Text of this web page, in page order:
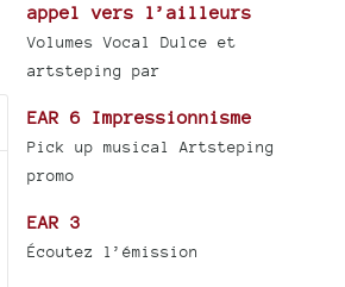
appel vers l’ailleurs
Volumes Vocal Dulce et
artsteping par
EAR 6 Impressionnisme
Pick up musical Artsteping
promo
EAR 3
Écoutez l’émission